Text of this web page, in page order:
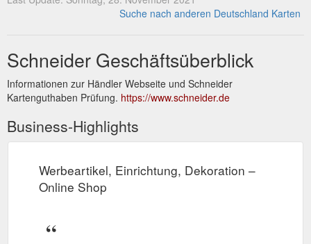
Suche nach anderen Deutschland Karten
Schneider Geschäftsüberblick
Informationen zur Händler Webseite und Schneider
Kartenguthaben Prüfung. https://www.schneider.de
Business-Highlights
Werbeartikel, Einrichtung, Dekoration –
Online Shop